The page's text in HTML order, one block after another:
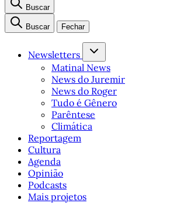
Buscar
Buscar Fechar
Newsletters
Matinal News
News do Juremir
News do Roger
Tudo é Gênero
Parêntese
Climática
Reportagem
Cultura
Agenda
Opinião
Podcasts
Mais projetos